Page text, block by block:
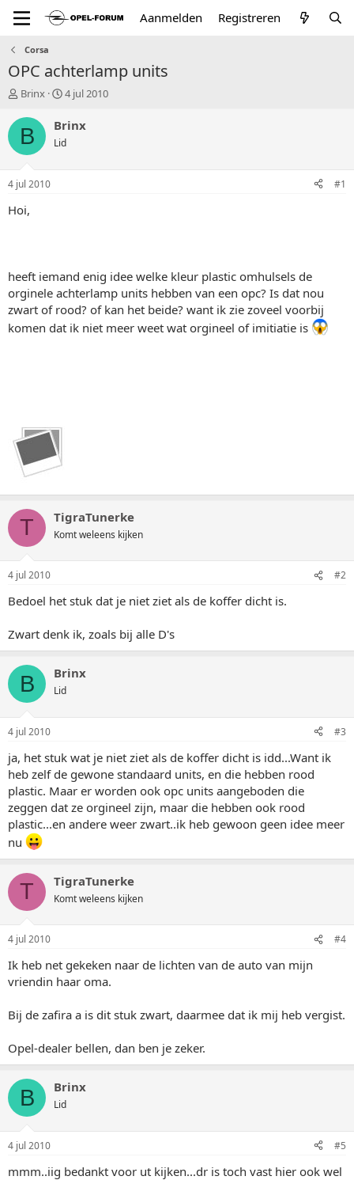
Aanmelden Registreren
Corsa
OPC achterlamp units
T
p
a
r
Brinx
S
a
r
t
4 jul 2010
B Brinx
Lid
4 jul 2010 #1
Hoi,
heeft iemand enig idee welke kleur plastic omhulsels de
orginele achterlamp units hebben van een opc? Is dat nou
zwart of rood? of kan het beide? want ik zie zoveel voorbij
komen dat ik niet meer weet wat orgineel of imitiatie is
T TigraTunerke
Komt weleens kijken
4 jul 2010 #2
Bedoel het stuk dat je niet ziet als de koffer dicht is.
Zwart denk ik, zoals bij alle D's
B Brinx
Lid
4 jul 2010 #3
ja, het stuk wat je niet ziet als de koffer dicht is idd...Want ik
heb zelf de gewone standaard units, en die hebben rood
plastic. Maar er worden ook opc units aangeboden die
zeggen dat ze orgineel zijn, maar die hebben ook rood
plastic...en andere weer zwart..ik heb gewoon geen idee meer
nu
T TigraTunerke
Komt weleens kijken
4 jul 2010 #4
Ik heb net gekeken naar de lichten van de auto van mijn
vriendin haar oma.
Bij de zafira a is dit stuk zwart, daarmee dat ik mij heb vergist.
Opel-dealer bellen, dan ben je zeker.
B Brinx
Lid
4 jul 2010 #5
mmm..iig bedankt voor ut kijken...dr is toch vast hier ook wel